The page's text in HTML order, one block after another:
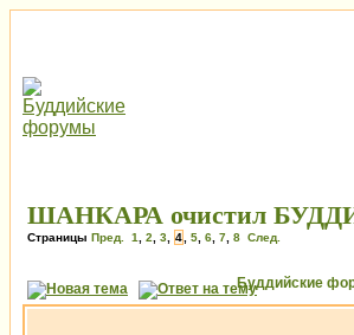
ШАНКАРА очистил
Страницы Пред. 1 2 3 4 5 6 7 8 След.
Буддийские